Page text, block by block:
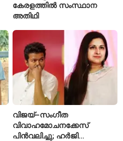
കേരളത്തിൽ സംസ്ഥാന
അതിഥി
വിജയ്–സംഗീത
വിവാഹമോചനക്കേസ്
പിൻവലിച്ചു; ഹർജി